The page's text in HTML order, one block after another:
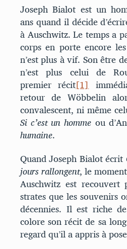
Joseph Bialot est un
ans quand il décide
à Auschwitz. Le temps a
corps en porte encore
n’est plus à vif. Son être
n’est plus celui de
premier récit[1]
retour de Wöbbelin
convalescent, ni même
Si c’est un homme ou
humaine.
Quand Joseph Bialot écrit
jours rallongent, le
Auschwitz est recouvert
strates que les souvenirs
décennies. Il est riche
colore son récit de sa
regard qu’il a appris à